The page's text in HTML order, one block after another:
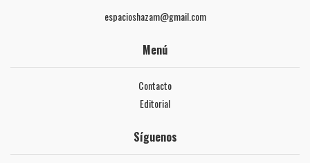
espacioshazam@gmail.com
Menú
Contacto
Editorial
Síguenos